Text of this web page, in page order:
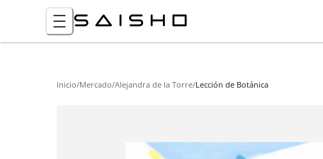
Inicio/Mercado/Alejandra de la Torre/Lección de Botánica